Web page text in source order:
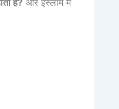
है? और इस्लाम में